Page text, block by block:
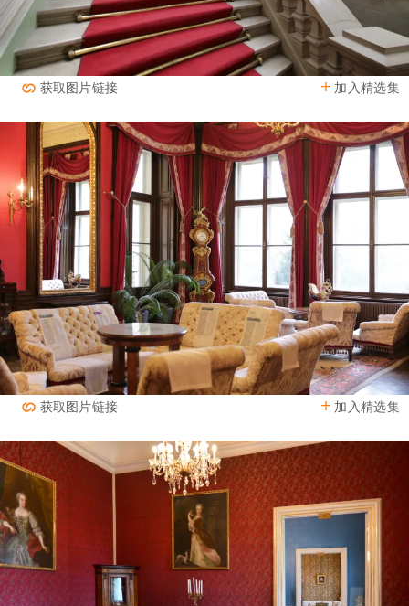
加入精选集
获取图片链接
加入精选集
获取图片链接